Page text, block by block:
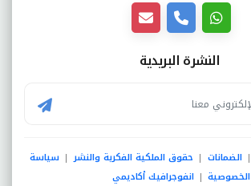
النشرة البريدية
| الضمانات | حقوق الملكية الفكرية والنشر | سياسة
الخصوصية | انفوجرافيك أكاديمي